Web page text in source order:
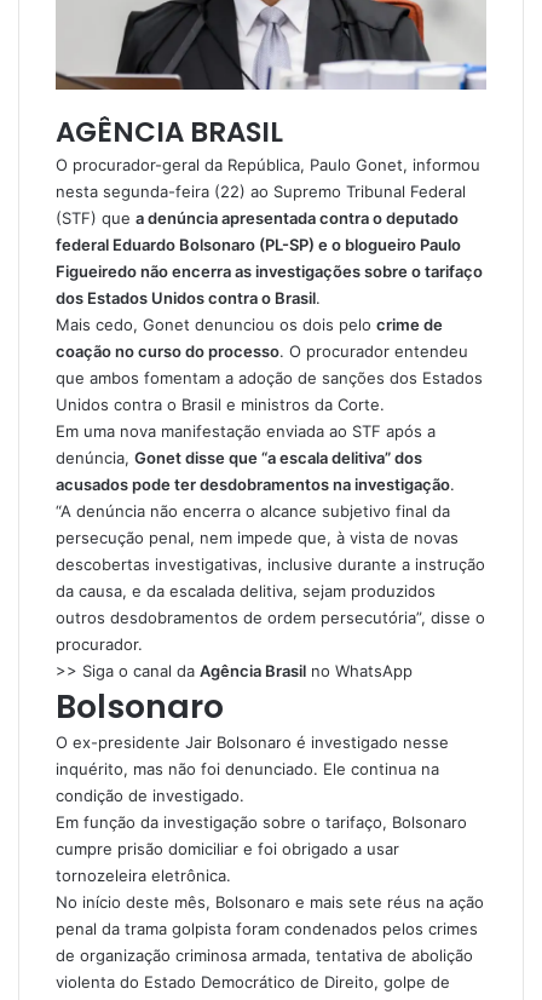
AGÊNCIA BRASIL
O procurador-geral da República, Paulo Gonet, informou
nesta segunda-feira (22) ao Supremo Tribunal Federal
(STF) que a denúncia apresentada contra o deputado
federal Eduardo Bolsonaro (PL-SP) e o blogueiro Paulo
Figueiredo não encerra as investigações sobre o tarifaço
dos Estados Unidos contra o Brasil.
Mais cedo, Gonet denunciou os dois pelo crime de
coação no curso do processo. O procurador entendeu
que ambos fomentam a adoção de sanções dos Estados
Unidos contra o Brasil e ministros da Corte.
Em uma nova manifestação enviada ao STF após a
denúncia, Gonet disse que “a escala delitiva” dos
acusados pode ter desdobramentos na investigação.
“A denúncia não encerra o alcance subjetivo final da
persecução penal, nem impede que, à vista de novas
descobertas investigativas, inclusive durante a instrução
da causa, e da escalada delitiva, sejam produzidos
outros desdobramentos de ordem persecutória”, disse o
procurador.
>> Siga o canal da Agência Brasil no WhatsApp
Bolsonaro
O ex-presidente Jair Bolsonaro é investigado nesse
inquérito, mas não foi denunciado. Ele continua na
condição de investigado.
Em função da investigação sobre o tarifaço, Bolsonaro
cumpre prisão domiciliar e foi obrigado a usar
tornozeleira eletrônica.
No início deste mês, Bolsonaro e mais sete réus na ação
penal da trama golpista foram condenados pelos crimes
de organização criminosa armada, tentativa de abolição
violenta do Estado Democrático de Direito, golpe de